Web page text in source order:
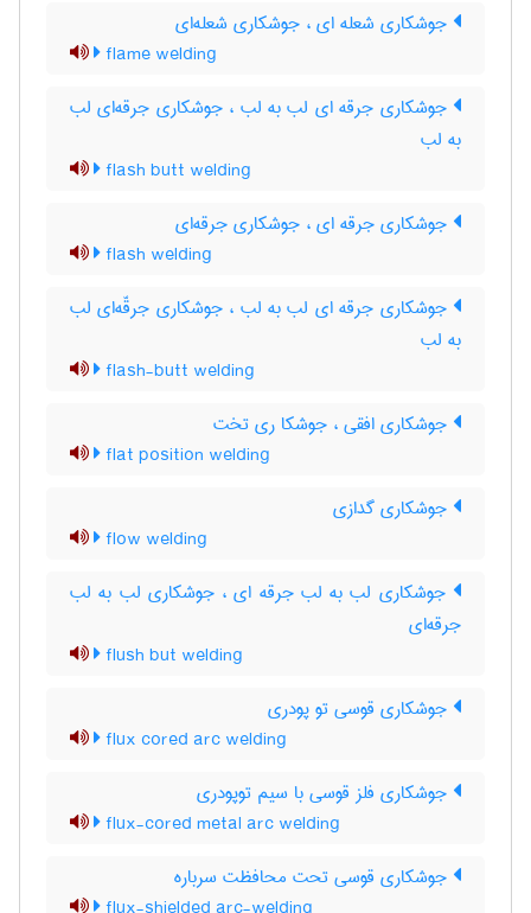
جوشکاری شعله ای ، جوشکاری شعله‌ای
flame welding
جوشکاری جرقه ای لب به لب ، جوشکاری جرقه‌ای لب
به لب
flash butt welding
جوشکاری جرقه ای ، جوشکاری جرقه‌ای
flash welding
جوشکاری جرقه ای لب به لب ، جوشکاری جرقّه‌ای لب
به لب
flash-butt welding
جوشکاری افقی ، جوشکا ری تخت
flat position welding
جوشکاری گدازی
flow welding
جوشکاری لب به لب جرقه ای ، جوشکاری لب به لب
جرقه‌ای
flush but welding
جوشکاری قوسی تو پودری
flux cored arc welding
جوشکاری فلز قوسی با سیم توپودری
flux-cored metal arc welding
جوشکاری قوسی تحت محافظت سرباره